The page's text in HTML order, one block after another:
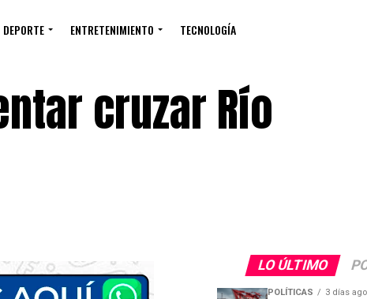
DEPORTE ENTRETENIMIENTO TECNOLOGÍA
cruzar Río
LO ÚLTIMO
POLÍTICAS 3 días ago